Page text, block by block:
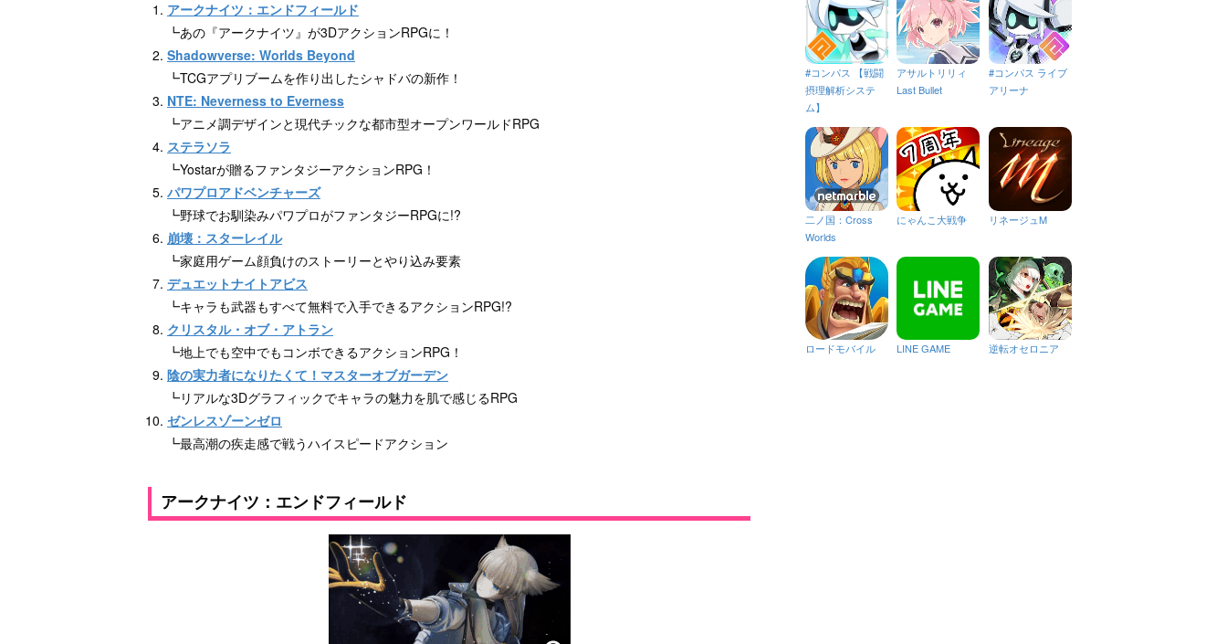
アークナイツ：エンドフィールド
┗あの『アークナイツ』が3DアクションRPGに！
Shadowverse: Worlds Beyond
┗TCGアプリブームを作り出したシャドバの新作！
NTE: Neverness to Everness
┗アニメ調デザインと現代チックな都市型オープンワールドRPG
ステラソラ
┗Yostarが贈るファンタジーアクションRPG！
パワプロアドベンチャーズ
┗野球でお馴染みパワプロがファンタジーRPGに!?
崩壊：スターレイル
┗家庭用ゲーム顔負けのストーリーとやり込み要素
デュエットナイトアビス
┗キャラも武器もすべて無料で入手できるアクションRPG!?
クリスタル・オブ・アトラン
┗地上でも空中でもコンボできるアクションRPG！
陰の実力者になりたくて！マスターオブガーデン
┗リアルな3Dグラフィックでキャラの魅力を肌で感じるRPG
ゼンレスゾーンゼロ
┗最高潮の疾走感で戦うハイスピードアクション
アークナイツ：エンドフィールド
#コンパス 【戦闘
摂理解析システ
ム】
アサルトリリィ
Last Bullet
#コンパス ライブ
アリーナ
二ノ国：Cross
Worlds
にゃんこ大戦争 リネージュM
ロードモバイル LINE GAME 逆転オセロニア